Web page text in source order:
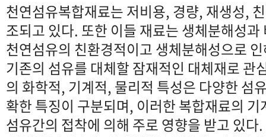
천연섬유복합재료는 저비용, 경량, 재생성,
조되고 있다. 또한 이들 재료는 생체분해성
천연섬유의 친환경적이고 생체분해성으로
기존의 섬유를 대체할 잠재적인 대체재로 관
의 화학적, 기계적, 물리적 특성은 다양한 섬
확한 특징이 구분되며, 이러한 복합재료의
섬유간의 접착에 의해 주로 영향을 받고 있